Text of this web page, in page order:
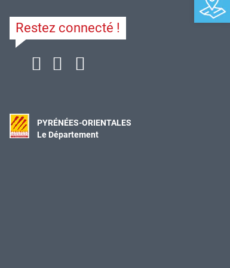
Restez connecté !
PYRÉNÉES-ORIENTALES
Le Département